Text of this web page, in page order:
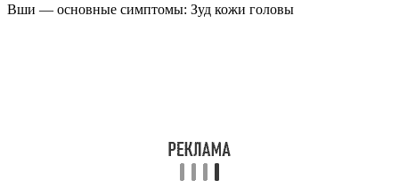
Вши — основные симптомы: Зуд кожи головы